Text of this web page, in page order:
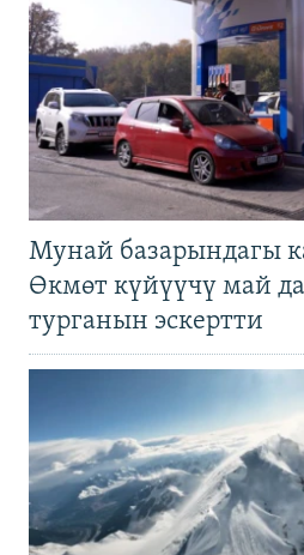
Мунай базарындагы
Өкмөт күйүүчү май
турганын эскертти